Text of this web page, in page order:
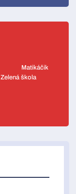
Matikáčik
Zelená škola